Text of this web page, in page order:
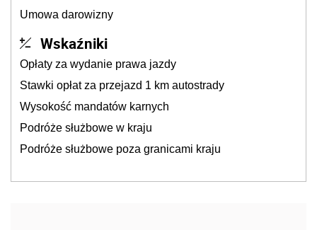
Umowa darowizny
Wskaźniki
Opłaty za wydanie prawa jazdy
Stawki opłat za przejazd 1 km autostrady
Wysokość mandatów karnych
Podróże służbowe w kraju
Podróże służbowe poza granicami kraju